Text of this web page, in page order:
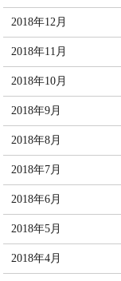
2018年12月
2018年11月
2018年10月
2018年9月
2018年8月
2018年7月
2018年6月
2018年5月
2018年4月